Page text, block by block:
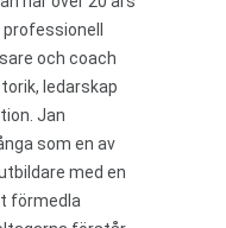
och coach
ledarskap
Jan
som en av
med en
förmedla